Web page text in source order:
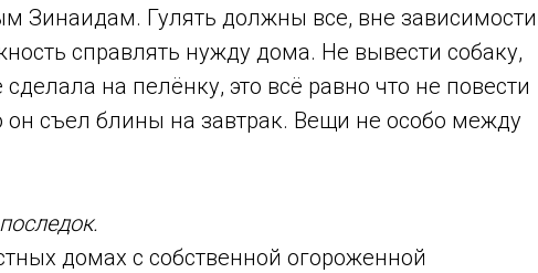
Зинаидам. Гулять должны все, вне зависимости
справлять нужду дома. Не вывести собаку,
на пелёнку, это всё равно что не повести
он съел блины на завтрак. Вещи не особо между
домах с собственной огороженной